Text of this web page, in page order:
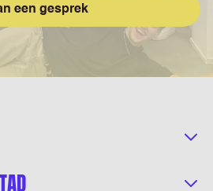
een gesprek